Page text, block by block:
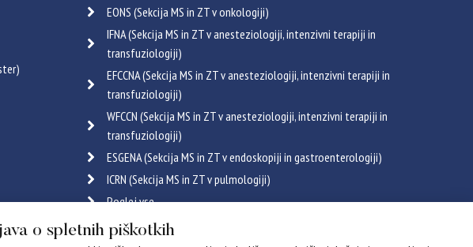
EONS (Sekcija MS in ZT v onkologiji)
IFNA (Sekcija MS in ZT v anesteziologiji, intenzivni terapiji in
transfuziologiji)
EFCCNA (Sekcija MS in ZT v anesteziologiji, intenzivni terapiji in
transfuziologiji)
WFCCN (Sekcija MS in ZT v anesteziologiji, intenzivni terapiji in
transfuziologiji)
ESGENA (Sekcija MS in ZT v endoskopiji in gastroenterologiji)
ICRN (Sekcija MS in ZT v pulmologiji)
Poglej vse
Certifikati
o spletnih piškotkih